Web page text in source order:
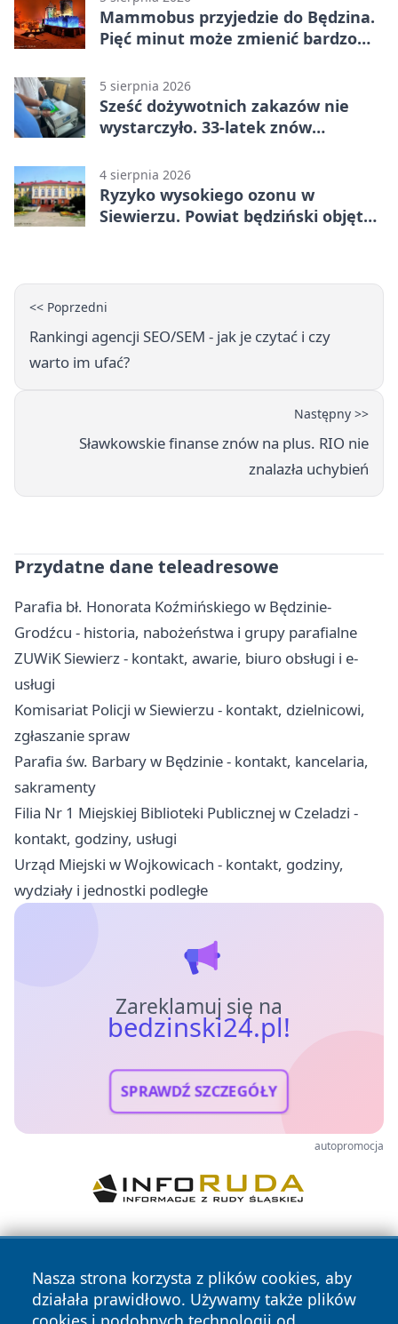
Mammobus przyjedzie do Będzina.
Pięć minut może zmienić bardzo
5 sierpnia 2026
Sześć dożywotnich zakazów nie
wystarczyło. 33-latek znów
4 sierpnia 2026
Ryzyko wysokiego ozonu w
Siewierzu. Powiat będziński objęty
<< Poprzedni
Rankingi agencji SEO/SEM - jak je czytać i czy
warto im ufać?
Następny >>
Sławkowskie finanse znów na plus. RIO nie
znalazła uchybień
Przydatne dane teleadresowe
Parafia bł. Honorata Koźmińskiego w Będzinie-
Grodźcu - historia, nabożeństwa i grupy parafialne
ZUWiK Siewierz - kontakt, awarie, biuro obsługi i e-
usługi
Komisariat Policji w Siewierzu - kontakt, dzielnicowi,
zgłaszanie spraw
Parafia św. Barbary w Będzinie - kontakt, kancelaria,
sakramenty
Filia Nr 1 Miejskiej Biblioteki Publicznej w Czeladzi -
kontakt, godziny, usługi
Urząd Miejski w Wojkowicach - kontakt, godziny,
wydziały i jednostki podległe
Zareklamuj się na
bedzinski24.pl!
SPRAWDŹ SZCZEGÓŁY
autopromocja
Nasza strona korzysta z plików cookies, aby
działała prawidłowo. Używamy także plików